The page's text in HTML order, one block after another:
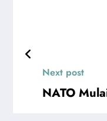
Next post
NATO